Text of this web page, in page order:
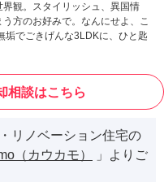
観。スタイリッシュ、異国情
方のお好みで。なんにせよ、こ
垢でごきげんな3LDKに、ひと匙
相談はこちら
リノベーション住宅の
（カウカモ）
」よりご